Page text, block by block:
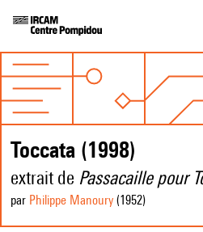
Toccata (1998)
extrait de Passacaille pour
par Philippe Manoury (1952)